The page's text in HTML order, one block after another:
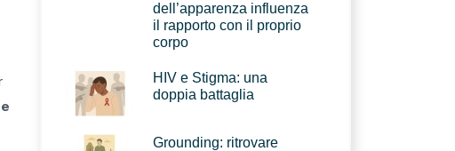
dell’apparenza influenza
il rapporto con il proprio
corpo
HIV e Stigma: una
doppia battaglia
Grounding: ritrovare